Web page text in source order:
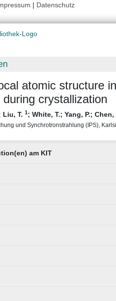
| Datenschutz
atomic structure
crystallization
Liu, T. 1; White, T.; Yang, P.; Chen,
und Synchrotronstrahlung (IPS),
am KIT